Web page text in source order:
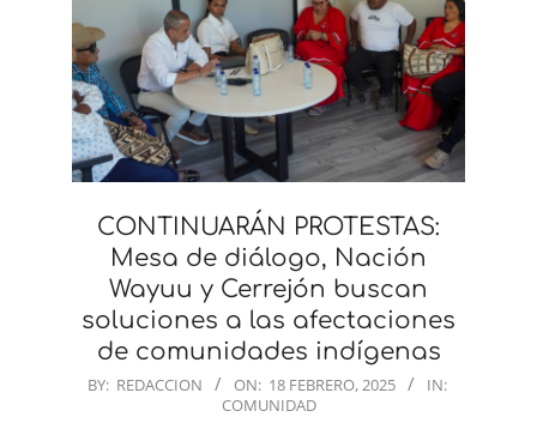
CONTINUARÁN PROTESTAS:
Mesa de diálogo, Nación
Wayuu y Cerrejón buscan
soluciones a las afectaciones
de comunidades indígenas
2025-
BY: REDACCION ON: 18 FEBRERO, 2025
IN:
COMUNIDAD